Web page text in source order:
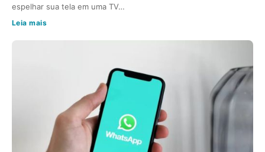
espelhar sua tela em uma TV…
Leia mais